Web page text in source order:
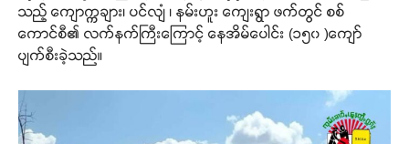
သည့် ကျောက္ကချား၊ ပင်လျံ ၊ နမ်းဟူး ကျေးရွာ ဖက်တွင် စစ်
ကောင်စီ၏ လက်နက်ကြီးကြောင့် နေအိမ်ပေါင်း (၁၅၀ )ကျော်
ပျက်စီးခဲ့သည်။